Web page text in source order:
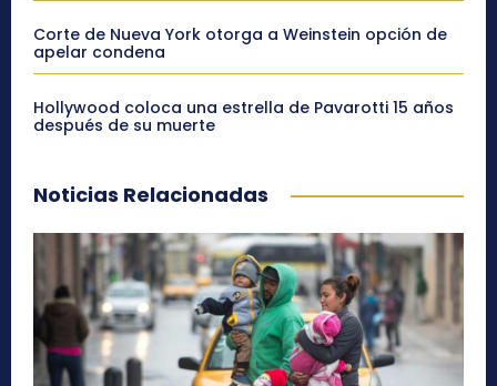
Corte de Nueva York otorga a Weinstein opción de
apelar condena
Hollywood coloca una estrella de Pavarotti 15 años
después de su muerte
Noticias Relacionadas